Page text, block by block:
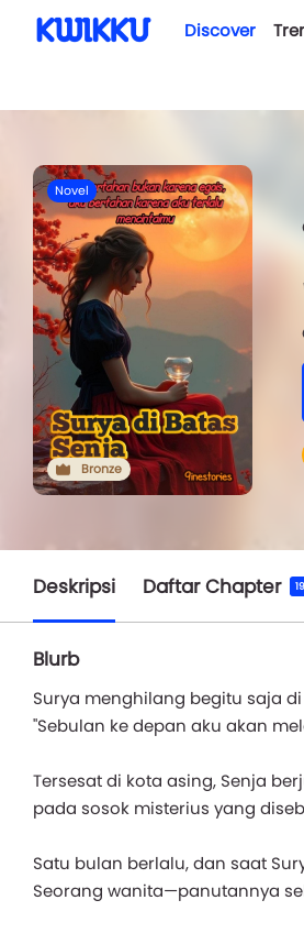
Discover
Novel
Bronze
Deskripsi Daftar Chapter 19
Blurb
Surya menghilang begitu saja
"Sebulan ke depan aku akan
Tersesat di kota asing, Senja
pada sosok misterius yang
Satu bulan berlalu, dan saat
Seorang wanita—panutannya